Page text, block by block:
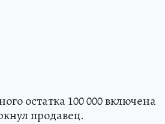
остатка 100 000 включена
продавец.